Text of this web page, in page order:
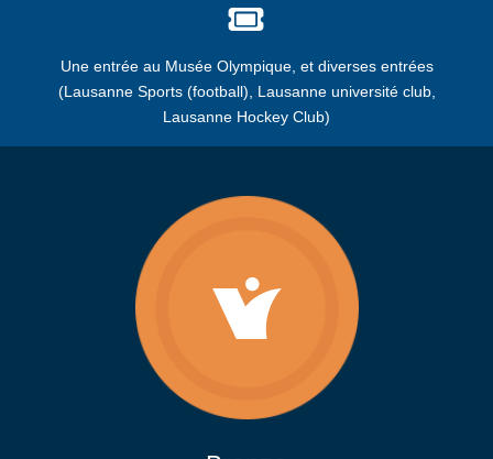
Une entrée au Musée Olympique, et diverses entrées
(Lausanne Sports (football), Lausanne université club,
Lausanne Hockey Club)